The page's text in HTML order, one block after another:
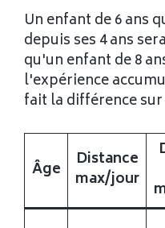
Un enfant de 6 ans
depuis ses 4 ans
qu'un enfant de 8
l'expérience
fait la différence
Âge
Distance
max/jour